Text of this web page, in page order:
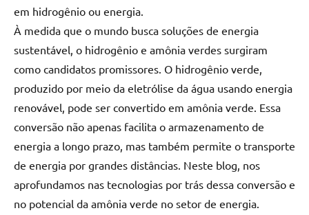
em hidrogênio ou energia.
À medida que o mundo busca soluções de energia
sustentável, o hidrogênio e amônia verdes surgiram
como candidatos promissores. O hidrogênio verde,
produzido por meio da eletrólise da água usando energia
renovável, pode ser convertido em amônia verde. Essa
conversão não apenas facilita o armazenamento de
energia a longo prazo, mas também permite o transporte
de energia por grandes distâncias. Neste blog, nos
aprofundamos nas tecnologias por trás dessa conversão e
no potencial da amônia verde no setor de energia.